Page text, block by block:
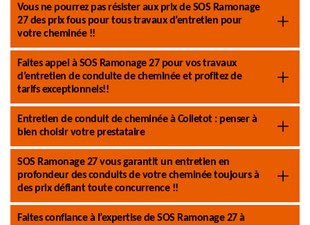
Vous ne pourrez pas résister aux prix de SOS Ramonage
27 des prix fous pour tous travaux d’entretien pour
votre cheminée !!
Faites appel à SOS Ramonage 27 pour vos travaux
d’entretien de conduite de cheminée et profitez de
tarifs exceptionnels!!
Entretien de conduit de cheminée à Colletot : penser à
bien choisir votre prestataire
SOS Ramonage 27 vous garantit un entretien en
profondeur des conduits de votre cheminée toujours à
des prix défiant toute concurrence !!
Faites confiance à l’expertise de SOS Ramonage 27 à